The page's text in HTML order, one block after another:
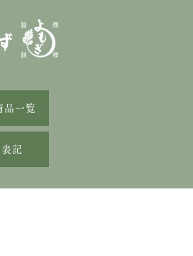
品一覧
記